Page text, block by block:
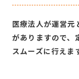
医療法人が運営元
がありますので、
スムーズに行えま